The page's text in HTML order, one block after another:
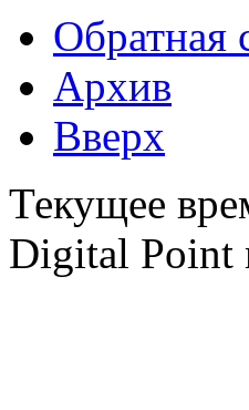
Обратная
Архив
Вверх
Текущее
Digital Point